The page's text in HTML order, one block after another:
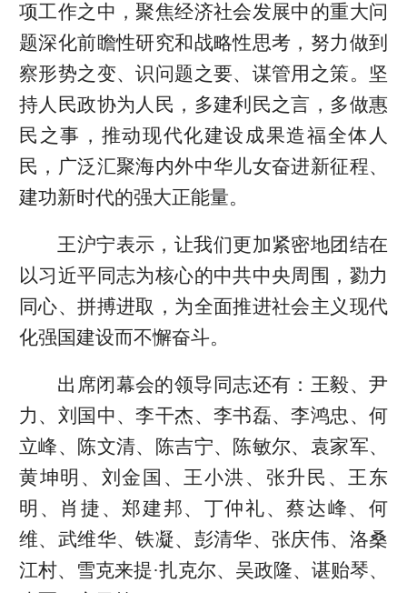
项工作之中，聚焦经济社会发展中的重大问
题深化前瞻性研究和战略性思考，努力做到
察形势之变、识问题之要、谋管用之策。坚
持人民政协为人民，多建利民之言，多做惠
民之事，推动现代化建设成果造福全体人
民，广泛汇聚海内外中华儿女奋进新征程、
建功新时代的强大正能量。
王沪宁表示，让我们更加紧密地团结在
以习近平同志为核心的中共中央周围，勠力
同心、拼搏进取，为全面推进社会主义现代
化强国建设而不懈奋斗。
出席闭幕会的领导同志还有：王毅、尹
力、刘国中、李干杰、李书磊、李鸿忠、何
立峰、陈文清、陈吉宁、陈敏尔、袁家军、
黄坤明、刘金国、王小洪、张升民、王东
明、肖捷、郑建邦、丁仲礼、蔡达峰、何
维、武维华、铁凝、彭清华、张庆伟、洛桑
江村、雪克来提·扎克尔、吴政隆、谌贻琴、